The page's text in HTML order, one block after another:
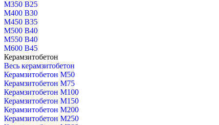
М350 В25
М400 В30
М450 В35
М500 В40
М550 В40
М600 В45
Керамзитобетон
Весь керамзитобетон
Керамзитобетон М50
Керамзитобетон М75
Керамзитобетон М100
Керамзитобетон М150
Керамзитобетон М200
Керамзитобетон М250